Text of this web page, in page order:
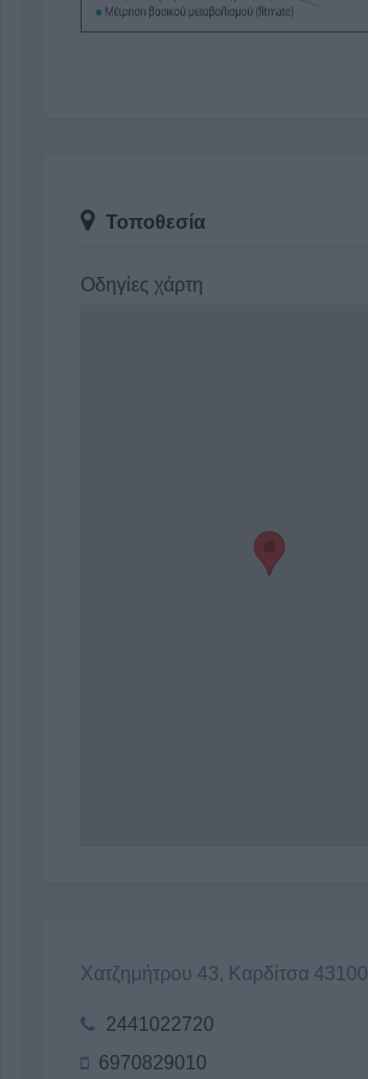
Τοποθεσία
Οδηγίες χάρτη
Χατζημήτρου 43, Καρδίτσα 43100
2441022720
6970829010